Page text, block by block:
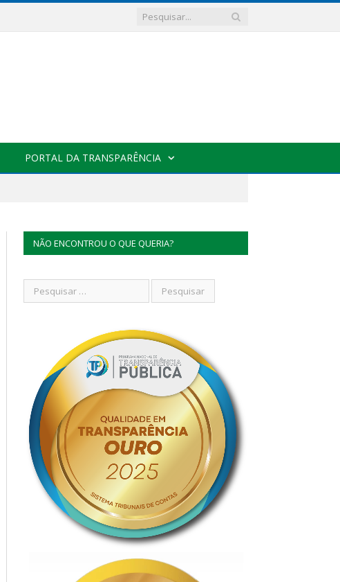
PORTAL DA TRANSPARÊNCIA
NÃO ENCONTROU O QUE QUERIA?